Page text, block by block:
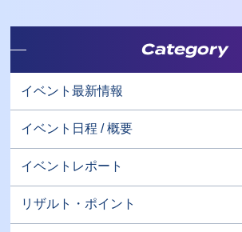
Category
イベント最新情報
イベント日程 / 概要
イベントレポート
リザルト・ポイント